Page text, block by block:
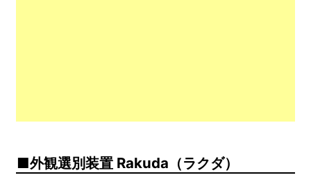
外観選別装置 Rakuda（ラクダ）